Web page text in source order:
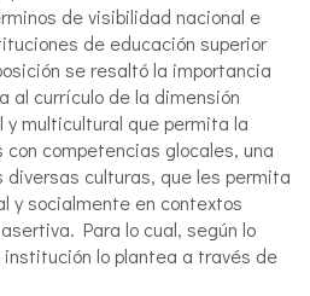
de visibilidad nacional e
de educación superior
se resaltó la importancia
al currículo de la dimensión
multicultural que permita la
competencias glocales, una
diversas culturas, que les permita
y socialmente en contextos
Para lo cual, según lo
lo plantea a través de